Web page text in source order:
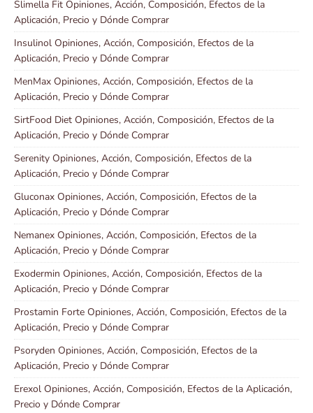
Slimella Fit Opiniones, Acción, Composición, Efectos de la
Aplicación, Precio y Dónde Comprar
Insulinol Opiniones, Acción, Composición, Efectos de la
Aplicación, Precio y Dónde Comprar
MenMax Opiniones, Acción, Composición, Efectos de la
Aplicación, Precio y Dónde Comprar
SirtFood Diet Opiniones, Acción, Composición, Efectos de la
Aplicación, Precio y Dónde Comprar
Serenity Opiniones, Acción, Composición, Efectos de la
Aplicación, Precio y Dónde Comprar
Gluconax Opiniones, Acción, Composición, Efectos de la
Aplicación, Precio y Dónde Comprar
Nemanex Opiniones, Acción, Composición, Efectos de la
Aplicación, Precio y Dónde Comprar
Exodermin Opiniones, Acción, Composición, Efectos de la
Aplicación, Precio y Dónde Comprar
Prostamin Forte Opiniones, Acción, Composición, Efectos de la
Aplicación, Precio y Dónde Comprar
Psoryden Opiniones, Acción, Composición, Efectos de la
Aplicación, Precio y Dónde Comprar
Erexol Opiniones, Acción, Composición, Efectos de la Aplicación,
Precio y Dónde Comprar